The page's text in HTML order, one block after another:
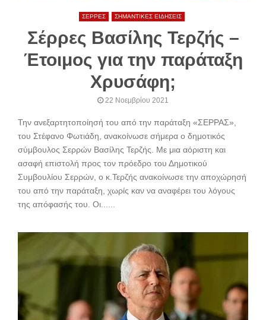
ΣΕΡΡΕΣ ΣΗΜΑΝΤΙΚΕΣ ΕΙΔΗΣΕΙΣ
Σέρρες Βασίλης Τερζής –
Έτοιμος για την παράταξη
Χρυσάφη;
22 Νοεμβρίου 2021
Την ανεξαρτητοποίησή του από την παράταξη «ΣΕΡΡΑΣ»,
του Στέφανο Φωτιάδη, ανακοίνωσε σήμερα ο δημοτικός
σύμβουλος Σερρών Βασίλης Τερζής. Με μια αόριστη και
ασαφή επιστολή προς τον πρόεδρο του Δημοτικού
Συμβουλίου Σερρών, ο κ.Τερζής ανακοίνωσε την αποχώρησή
του από την παράταξη, χωρίς καν να αναφέρει του λόγους
της απόφασής του. Οι......